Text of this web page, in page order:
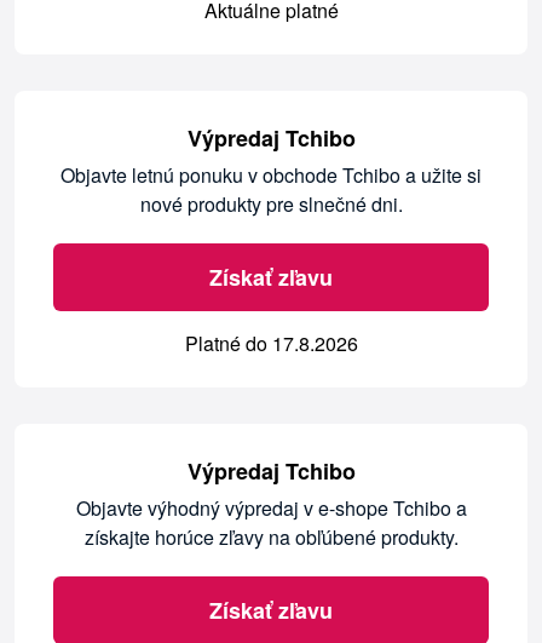
Aktuálne platné
Výpredaj Tchibo
Objavte letnú ponuku v obchode Tchibo a užite si
nové produkty pre slnečné dni.
Získať zľavu
Platné do 17.8.2026
Výpredaj Tchibo
Objavte výhodný výpredaj v e-shope Tchibo a
získajte horúce zľavy na obľúbené produkty.
Získať zľavu